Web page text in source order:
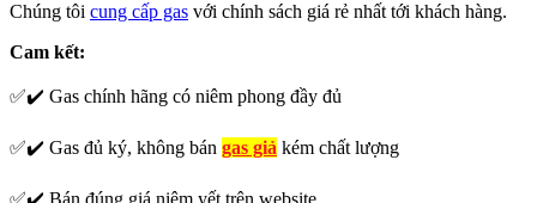
Chúng tôi cung cấp gas với chính sách giá rẻ nhất tới khách hàng.
Cam kết:
✅✔️ Gas chính hãng có niêm phong đầy đủ
✅✔️ Gas đủ ký, không bán gas giả kém chất lượng
✅✔️ Bán đúng giá niêm yết trên website